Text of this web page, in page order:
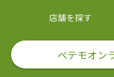
店舗を探す
ペテモオン